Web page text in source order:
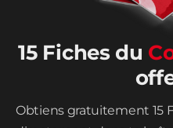
15 Fiches du
Obtiens gratuitement 15